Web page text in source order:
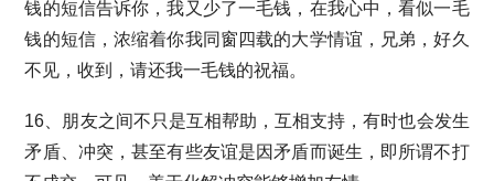
钱的短信告诉你，我又少了一毛钱，在我心中，看似一毛
钱的短信，浓缩着你我同窗四载的大学情谊，兄弟，好久
不见，收到，请还我一毛钱的祝福。
16、朋友之间不只是互相帮助，互相支持，有时也会发生
矛盾、冲突，甚至有些友谊是因矛盾而诞生，即所谓不打